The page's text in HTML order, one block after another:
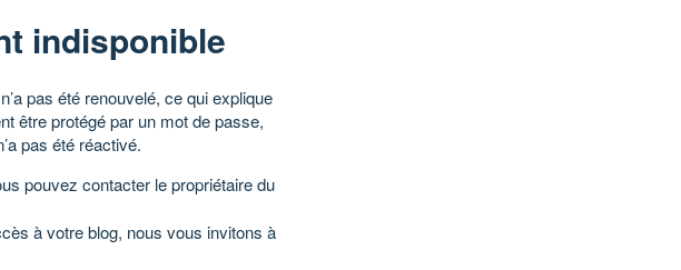
indisponible
pas été renouvelé, ce qui explique
être protégé par un mot de passe,
pas été réactivé.
pouvez contacter le propriétaire du
à votre blog, nous vous invitons à